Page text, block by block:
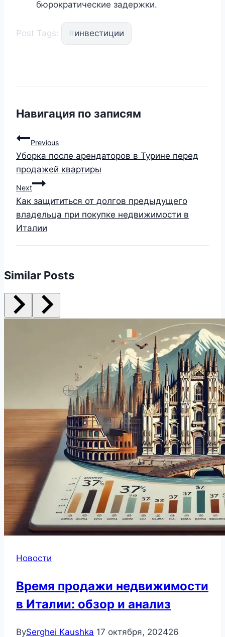
бюрократические задержки.
Post Tags: #инвестиции
Навигация по записям
Previous
Уборка после арендаторов в Турине перед
продажей квартиры
Next
Как защититься от долгов предыдущего
владельца при покупке недвижимости в
Италии
Similar Posts
Новости
Время продажи недвижимости
в Италии: обзор и анализ
BySerghei Kaushka 17 октября, 202426